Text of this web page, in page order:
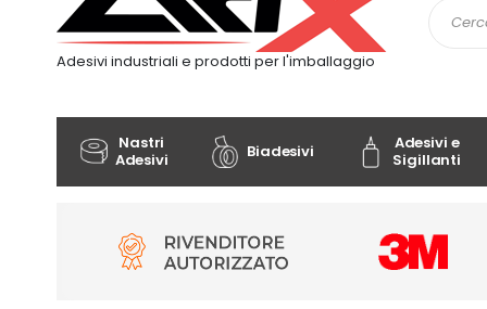
Adesivi industriali e prodotti per l'imballaggio
Cerca
Nastri
Adesivi
Biadesivi
Adesivi e
Sigillanti